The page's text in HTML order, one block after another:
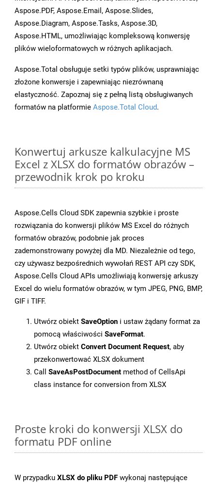
Aspose.PDF, Aspose.Email, Aspose.Slides,
Aspose.Diagram, Aspose.Tasks, Aspose.3D,
Aspose.HTML, umożliwiając kompleksową konwersję
plików wieloformatowych w różnych aplikacjach.
Aspose.Total obsługuje setki typów plików, usprawniając
złożone konwersje i zapewniając niezrównaną
elastyczność. Zapoznaj się z pełną listą obsługiwanych
formatów na platformie Aspose.Total Cloud.
Konwertuj arkusze kalkulacyjne MS
Excel z XLSX do formatów obrazów –
przewodnik krok po kroku
Aspose.Cells Cloud SDK zapewnia szybkie i proste
rozwiązania do konwersji plików MS Excel do różnych
formatów obrazów, podobnie jak proces
zademonstrowany powyżej dla MD. Niezależnie od tego,
czy używasz bezpośrednich wywołań REST API czy SDK,
Aspose.Cells Cloud APIs umożliwiają konwersję arkuszy
Excel do wielu formatów obrazów, w tym JPEG, PNG, BMP,
GIF i TIFF.
Utwórz obiekt SaveOption i ustaw żądany format za
pomocą właściwości SaveFormat.
Utwórz obiekt Convert Document Request, aby
przekonwertować XLSX dokument
Call SaveAsPostDocument method of CellsApi
class instance for conversion from XLSX
Proste kroki do konwersji XLSX do
formatu PDF online
W przypadku XLSX do pliku PDF wykonaj następujące